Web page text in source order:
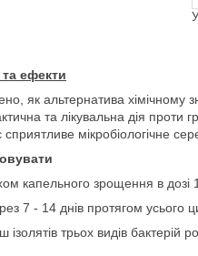
та ефекти
як альтернатива хімічному
та лікувальна дія проти
мікробіологічне
капельного зрощення в дозі 1
7 - 14 днів протягом усього
ізолятів трьох видів бактерій